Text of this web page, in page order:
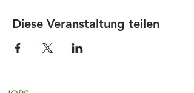
Diese Veranstaltung teilen